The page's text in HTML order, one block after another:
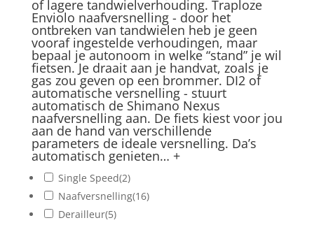
of lagere tandwielverhouding. Traploze
Enviolo naafversnelling - door het
ontbreken van tandwielen heb je geen
vooraf ingestelde verhoudingen, maar
bepaal je autonoom in welke “stand” je wil
fietsen. Je draait aan je handvat, zoals je
gas zou geven op een brommer. DI2 of
automatische versnelling - stuurt
automatisch de Shimano Nexus
naafversnelling aan. De fiets kiest voor jou
aan de hand van verschillende
parameters de ideale versnelling. Da’s
automatisch genieten… +
Single Speed(2)
Naafversnelling(16)
Derailleur(5)